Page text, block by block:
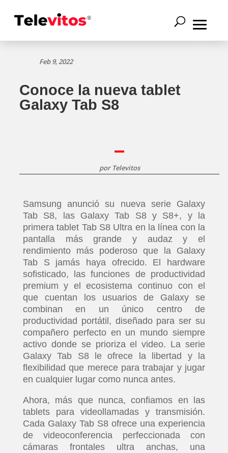
Feb 9, 2022
Conoce la nueva tablet
Galaxy Tab S8
por Televitos
Samsung
anunció su nueva serie Galaxy
Tab S8, las Galaxy Tab S8 y S8+, y la
primera tablet Tab S8 Ultra en la línea con la
pantalla más grande y audaz y el
rendimiento más poderoso que la Galaxy
Tab S jamás haya ofrecido. El hardware
sofisticado, las funciones de productividad
premium y el ecosistema continuo con el
que cuentan los usuarios de Galaxy se
combinan en un único centro de
productividad portátil, diseñado para ser su
compañero perfecto en un mundo siempre
activo donde se prioriza el video. La serie
Galaxy Tab S8 le ofrece la libertad y la
flexibilidad que merece para trabajar y jugar
en cualquier lugar como nunca antes.
Ahora, más que nunca, confiamos en las
tablets para videollamadas y transmisión.
Cada Galaxy Tab S8 ofrece una experiencia
de videoconferencia perfeccionada con
cámaras frontales ultra anchas, una